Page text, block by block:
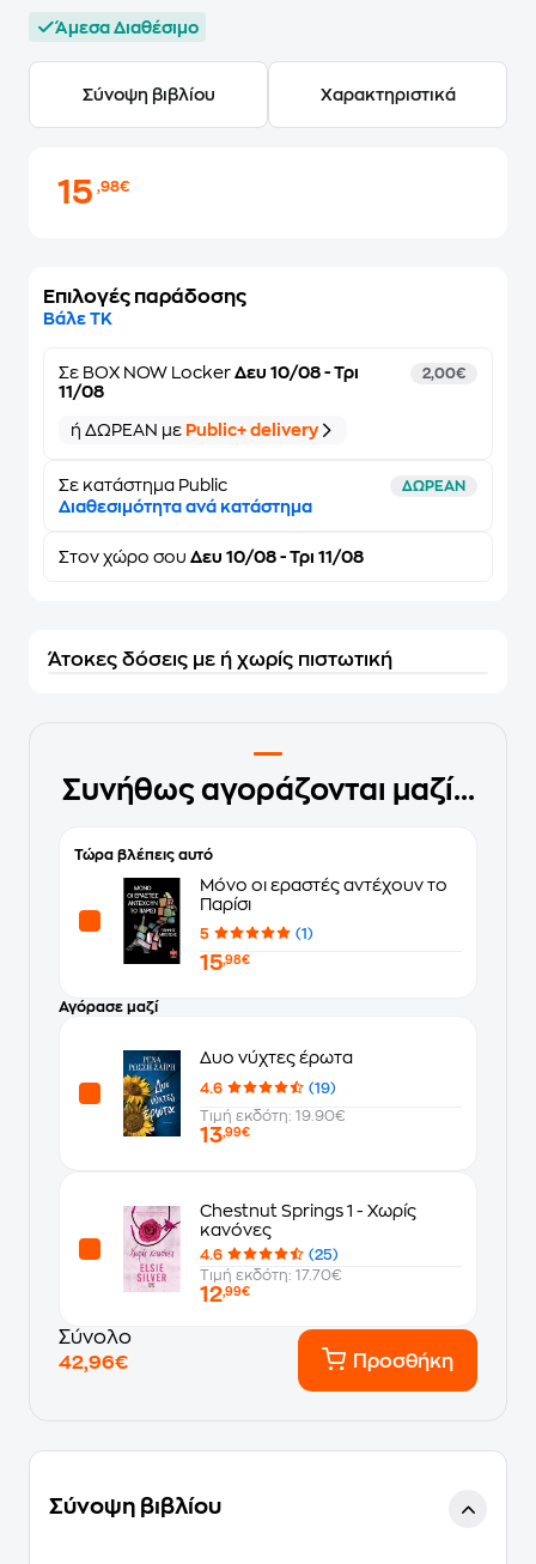
Άμεσα Διαθέσιμο
Σύνοψη βιβλίου Χαρακτηριστικά
15,98€
Επιλογές παράδοσης
Βάλε ΤΚ
Σε BOX NOW Locker Δευ 10/08 - Τρι
11/08
2,00€
ή ΔΩΡΕΑΝ με Public+ delivery
Σε κατάστημα Public ΔΩΡΕΑΝ
Διαθεσιμότητα ανά κατάστημα
Στον χώρο σου Δευ 10/08 - Τρι 11/08
Άτοκες δόσεις με ή χωρίς πιστωτική
Συνήθως αγοράζονται μαζί...
Τώρα βλέπεις αυτό
Μόνο οι εραστές αντέχουν το
Παρίσι
5 (1)
15,98€
Αγόρασε μαζί
Δυο νύχτες έρωτα
4.6
(19)
Τιμή εκδότη: 19.90€
13,99€
Chestnut Springs 1 - Χωρίς
κανόνες
4.6
(25)
Τιμή εκδότη: 17.70€
12,99€
Σύνολο
42,96€
Προσθήκη
Σύνοψη βιβλίου